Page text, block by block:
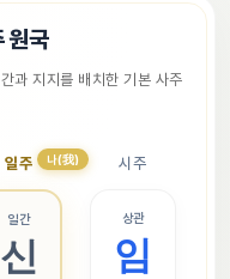
원국
과 지지를 배치한 기본 사주
시주
상관
임
일주
일간
신
나(我)